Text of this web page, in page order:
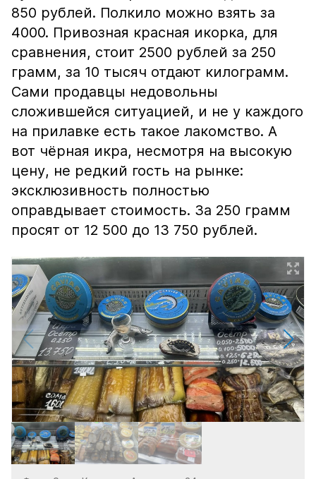
850 рублей. Полкило можно взять за
4000. Привозная красная икорка, для
сравнения, стоит 2500 рублей за 250
грамм, за 10 тысяч отдают килограмм.
Сами продавцы недовольны
сложившейся ситуацией, и не у каждого
на прилавке есть такое лакомство. А
вот чёрная икра, несмотря на высокую
цену, не редкий гость на рынке:
эксклюзивность полностью
оправдывает стоимость. За 250 грамм
просят от 12 500 до 13 750 рублей.